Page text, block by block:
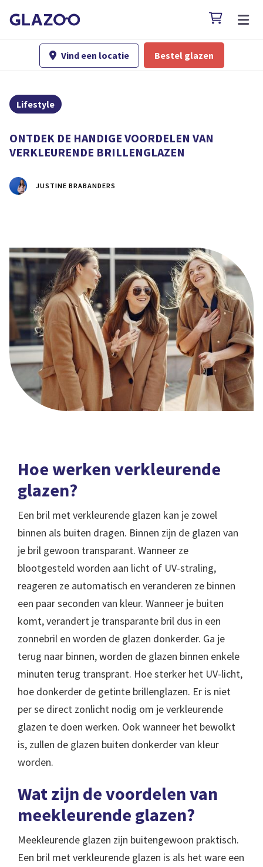

 Vind een locatie Bestel glazen
Lifestyle
ONTDEK DE HANDIGE VOORDELEN VAN
VERKLEURENDE BRILLENGLAZEN
JUSTINE BRABANDERS
Hoe werken verkleurende
glazen?
Een bril met verkleurende glazen kan je zowel
binnen als buiten dragen. Binnen zijn de glazen van
je bril gewoon transparant. Wanneer ze
blootgesteld worden aan licht of UV-straling,
reageren ze automatisch en veranderen ze binnen
een paar seconden van kleur. Wanneer je buiten
komt, verandert je transparante bril dus in een
zonnebril en worden de glazen donkerder. Ga je
terug naar binnen, worden de glazen binnen enkele
minuten terug transprant. Hoe sterker het UV-licht,
hoe donkerder de getinte brillenglazen. Er is niet
per se direct zonlicht nodig om je verkleurende
glazen te doen werken. Ook wanneer het bewolkt
is, zullen de glazen buiten donkerder van kleur
worden.
Wat zijn de voordelen van
meekleurende glazen?
Meekleurende glazen zijn buitengewoon praktisch.
Een bril met verkleurende glazen is als het ware een